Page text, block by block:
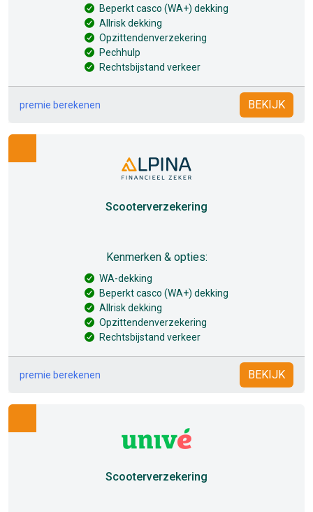
Beperkt casco (WA+) dekking
Allrisk dekking
Opzittendenverzekering
Pechhulp
Rechtsbijstand verkeer
premie berekenen BEKIJK
Scooterverzekering
Kenmerken & opties:
WA-dekking
Beperkt casco (WA+) dekking
Allrisk dekking
Opzittendenverzekering
Rechtsbijstand verkeer
premie berekenen BEKIJK
Scooterverzekering